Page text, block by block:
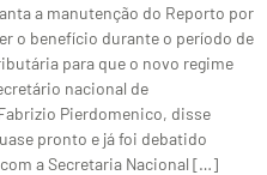
a manutenção do Reporto por
o benefício durante o período de
para que o novo regime
nacional de
Pierdomenico, disse
pronto e já foi debatido
a Secretaria Nacional […]